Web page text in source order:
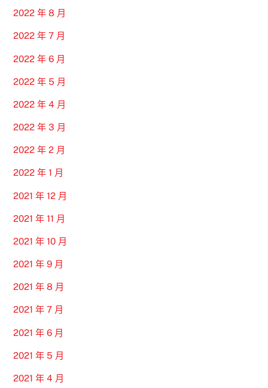
2022 年 8 月
2022 年 7 月
2022 年 6 月
2022 年 5 月
2022 年 4 月
2022 年 3 月
2022 年 2 月
2022 年 1 月
2021 年 12 月
2021 年 11 月
2021 年 10 月
2021 年 9 月
2021 年 8 月
2021 年 7 月
2021 年 6 月
2021 年 5 月
2021 年 4 月